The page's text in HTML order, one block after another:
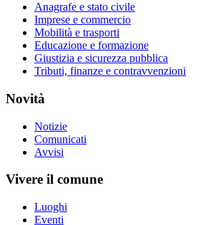
Anagrafe e stato civile
Imprese e commercio
Mobilità e trasporti
Educazione e formazione
Giustizia e sicurezza pubblica
Tributi, finanze e contravvenzioni
Novità
Notizie
Comunicati
Avvisi
Vivere il comune
Luoghi
Eventi